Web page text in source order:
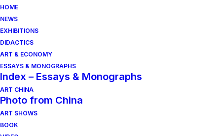
HOME
NEWS
EXHIBITIONS
DIDACTICS
ART & ECONOMY
ESSAYS & MONOGRAPHS
Index – Essays & Monographs
ART CHINA
Photo from China
ART SHOWS
BOOK